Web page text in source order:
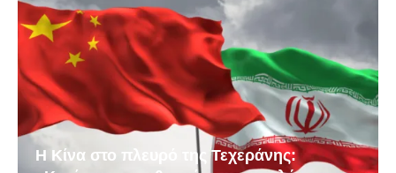
Η Κίνα στο πλευρό της Τεχεράνης: